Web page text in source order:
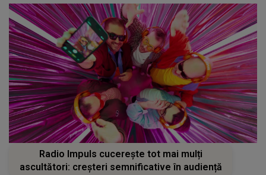
Radio Impuls cucerește tot mai mulți
ascultători: creșteri semnificative în audiență